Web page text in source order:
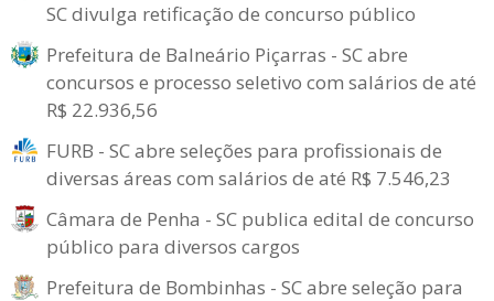
SC divulga retificação de concurso público
Prefeitura de Balneário Piçarras - SC abre
concursos e processo seletivo com salários de até
R$ 22.936,56
FURB - SC abre seleções para profissionais de
diversas áreas com salários de até R$ 7.546,23
Câmara de Penha - SC publica edital de concurso
público para diversos cargos
Prefeitura de Bombinhas - SC abre seleção para